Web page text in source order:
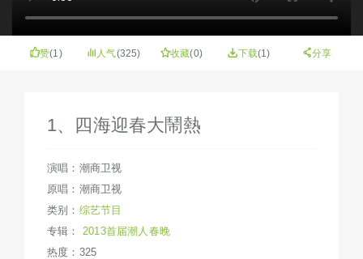
赞(1 ) 人气(325) 收藏(0) 下载(1) 分享
1、四海迎春大鬧熱
演唱：潮商卫视
原唱：潮商卫视
类别： 综艺节目
专辑： 2013首届潮人春晚
热度：325